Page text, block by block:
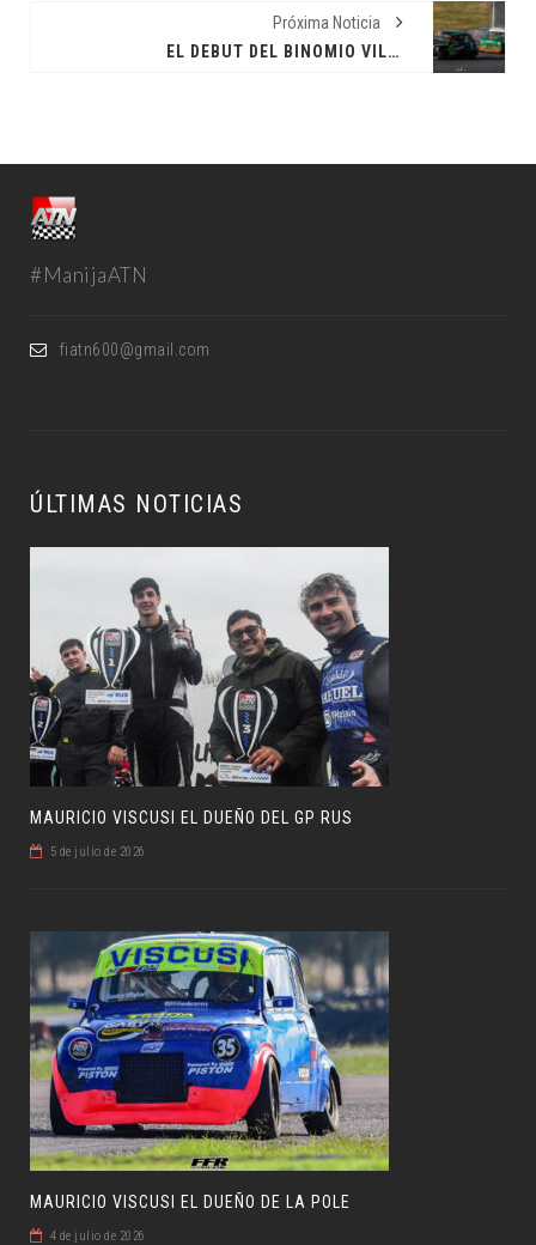
Próxima Noticia
EL DEBUT DEL BINOMIO VILLARRUEL GIMÉNEZ
#ManijaATN
fiatn600@gmail.com
ÚLTIMAS NOTICIAS
MAURICIO VISCUSI EL DUEÑO DEL GP RUS
5 de julio de 2026
MAURICIO VISCUSI EL DUEÑO DE LA POLE
4 de julio de 2026